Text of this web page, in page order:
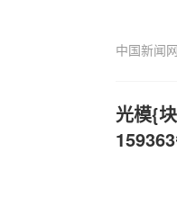
中国新闻网
光模{